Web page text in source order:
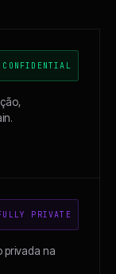
CONFIDENTIAL
PRIVATE
privada na